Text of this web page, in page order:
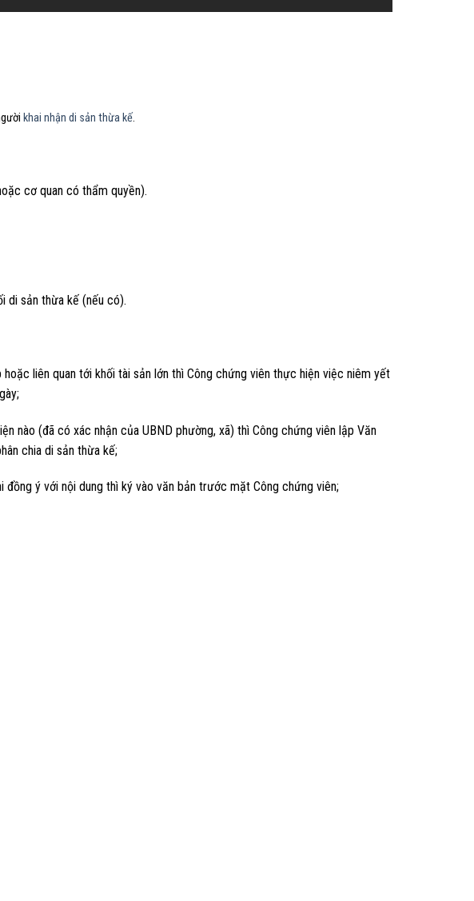
khai nhận di sản thừa kế.
cơ quan có thẩm quyền).
di sản thừa kế (nếu có).
liên quan tới khối tài sản lớn thì Công chứng viên thực hiện việc niêm yết
nào (đã có xác nhận của UBND phường, xã) thì Công chứng viên lập Văn
chia di sản thừa kế;
ý với nội dung thì ký vào văn bản trước mặt Công chứng viên;